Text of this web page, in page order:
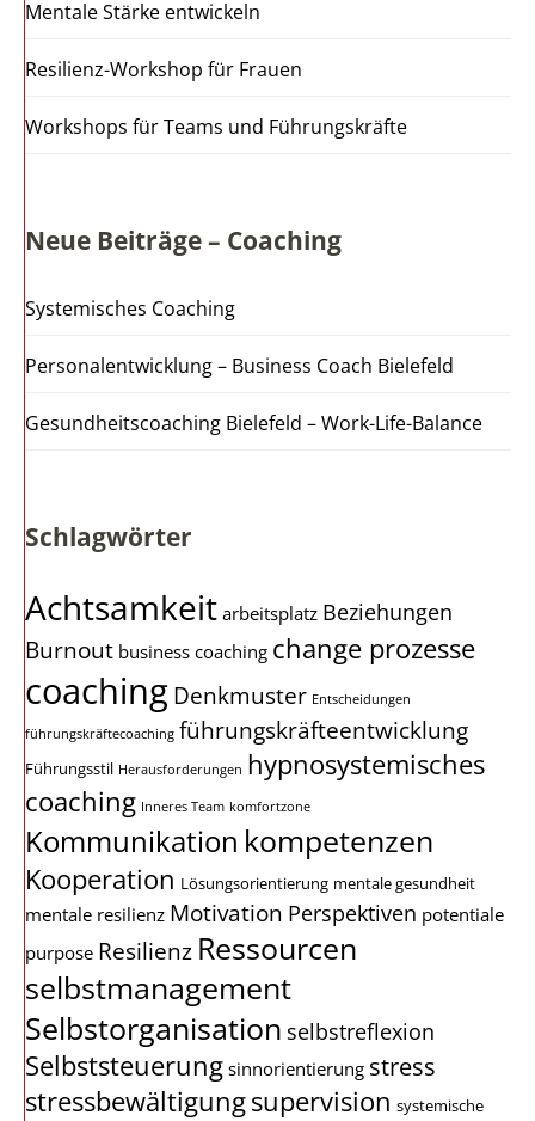
Mentale Stärke entwickeln
Resilienz-Workshop für Frauen
Workshops für Teams und Führungskräfte
Neue Beiträge – Coaching
Systemisches Coaching
Personalentwicklung – Business Coach Bielefeld
Gesundheitscoaching Bielefeld – Work-Life-Balance
Schlagwörter
Achtsamkeit arbeitsplatz Beziehungen
Burnout business coaching change prozesse
coachingDenkmuster Entscheidungen
führungskräftecoaching führungskräfteentwicklung
Führungsstil Herausforderungen hypnosystemisches
coaching Inneres Team komfortzone
Kommunikation kompetenzen
Kooperation Lösungsorientierung mentale gesundheit
mentale resilienz Motivation Perspektiven potentiale
purpose Resilienz Ressourcen
selbstmanagement
Selbstorganisation selbstreflexion
Selbststeuerung sinnorientierung stress
stressbewältigungsupervision systemische